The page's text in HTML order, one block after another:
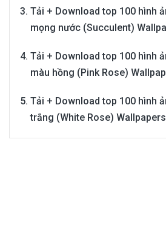
Tải + Download top 100 hình
mọng nước (Succulent)
Tải + Download top 100 hình
màu hồng (Pink Rose)
Tải + Download top 100 hình
trắng (White Rose) Wallpapers